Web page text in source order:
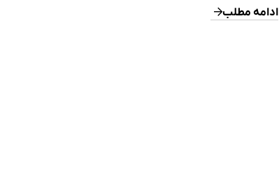
پروتئین‌های ساختاری پوست مانند کلاژن و الاستین متصل می‌شود و
ادامه مطلب